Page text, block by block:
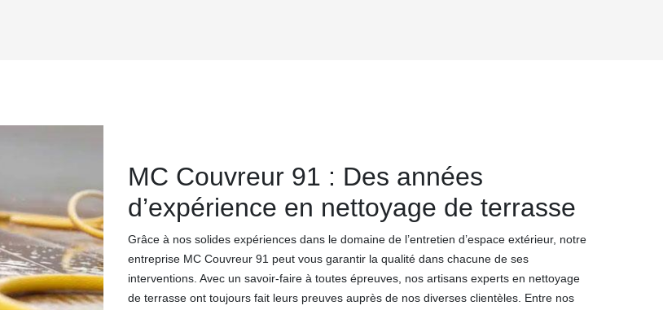
MC Couvreur 91 : Des années
d’expérience en nettoyage de terrasse
Grâce à nos solides expériences dans le domaine de l’entretien d’espace extérieur, notre
entreprise MC Couvreur 91 peut vous garantir la qualité dans chacune de ses
interventions. Avec un savoir-faire à toutes épreuves, nos artisans experts en nettoyage
de terrasse ont toujours fait leurs preuves auprès de nos diverses clientèles. Entre nos